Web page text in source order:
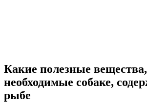
Какие полезные вещества,
необходимые собаке,
рыбе